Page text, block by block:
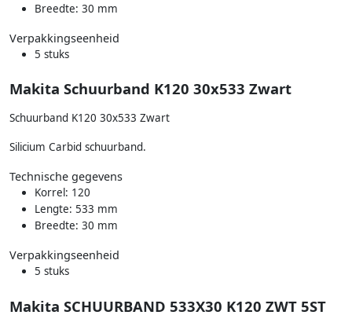
Breedte: 30 mm
Verpakkingseenheid
5 stuks
Makita Schuurband K120 30x533 Zwart
Schuurband K120 30x533 Zwart
Silicium Carbid schuurband.
Technische gegevens
Korrel: 120
Lengte: 533 mm
Breedte: 30 mm
Verpakkingseenheid
5 stuks
Makita SCHUURBAND 533X30 K120 ZWT 5ST